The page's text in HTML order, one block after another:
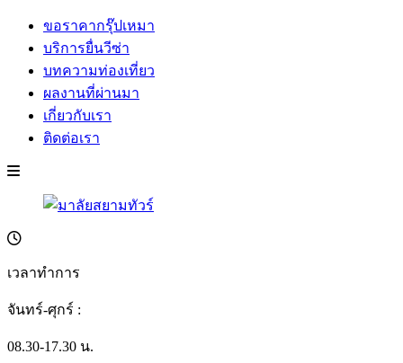
ขอราคากรุ๊ปเหมา
บริการยื่นวีซ่า
บทความท่องเที่ยว
ผลงานที่ผ่านมา
เกี่ยวกับเรา
ติดต่อเรา
เวลาทำการ
จันทร์-ศุกร์ :
08.30-17.30 น.